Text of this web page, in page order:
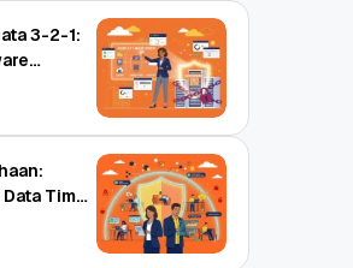
3-2-1:
Tim